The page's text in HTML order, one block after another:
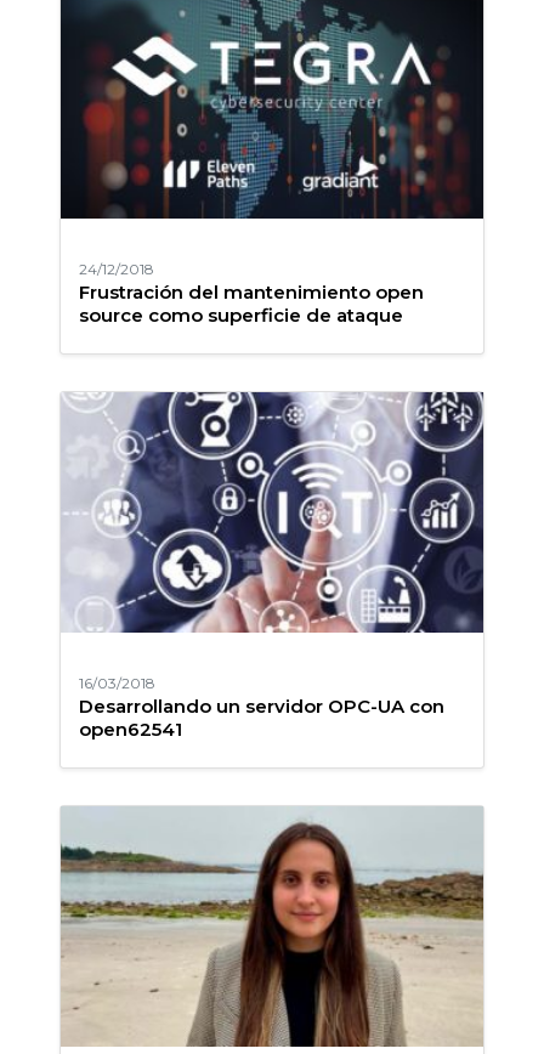
24/12/2018
Frustración del mantenimiento open
source como superficie de ataque
16/03/2018
Desarrollando un servidor OPC-UA con
open62541